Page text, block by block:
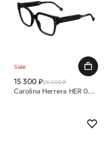
Sale
15 300 ₽25 500 ₽
Carolina Herrera HER 0325 807 52 18 оправа